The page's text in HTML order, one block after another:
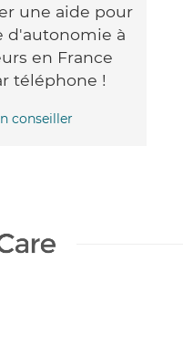
une aide pour
d'autonomie à
en France
téléphone !
conseiller